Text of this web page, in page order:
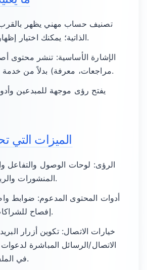
تصنيف حساب مهني يظهر
الذاتية؛ يمكنك اختيار إظهاره أو إخفاؤه.
الإشارة الأساسية: تنشر محتوى
مراجعات، معرفة) بدلاً من خدمة شركة/متجر.
يفتح رؤى موجهة للمبدعين
الميزات التي
الرؤى: لوحات الوصول والتفاعل
المنشورات والريلز والقصص.
أدوات المحتوى المدعوم: ضوابط
إفصاح للشراكات المدفوعة.
خيارات الاتصال: تكوين أزرار
الاتصال/الرسائل المباشرة
في الملف الشخصي.